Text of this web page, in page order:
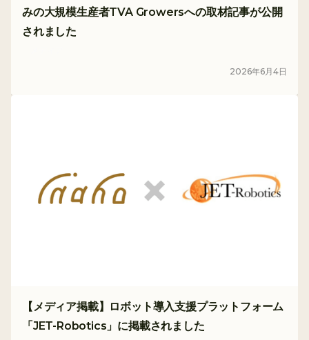
みの大規模生産者TVA Growersへの取材記事が公開
されました
2026年6 月4日
【メディア掲載】ロボット導入支援プラットフォーム
「JET-Robotics」に掲載されました